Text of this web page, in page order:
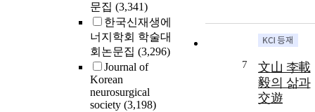
문집 (3,341)
한국신재생에
너지학회 학술대
회논문집 (3,296)
Journal of
Korean
neurosurgical
society (3,198)
7
文山 李載
毅의 삶과
交遊